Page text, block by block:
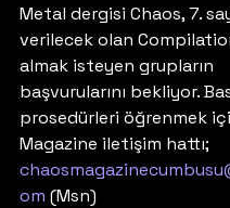
Metal dergisi Chaos, 7.
verilecek olan
almak isteyen grupların
başvurularını bekliyor.
prosedürleri öğrenmek
Magazine iletişim hattı;
om (Msn)